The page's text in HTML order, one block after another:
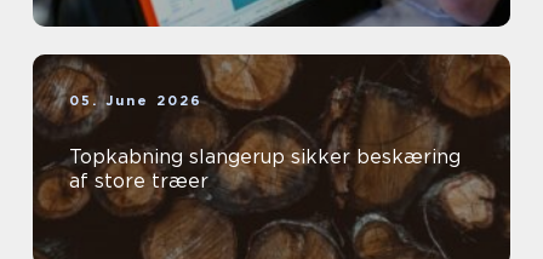
05. June 2026
Topkabning slangerup sikker beskæring
af store træer